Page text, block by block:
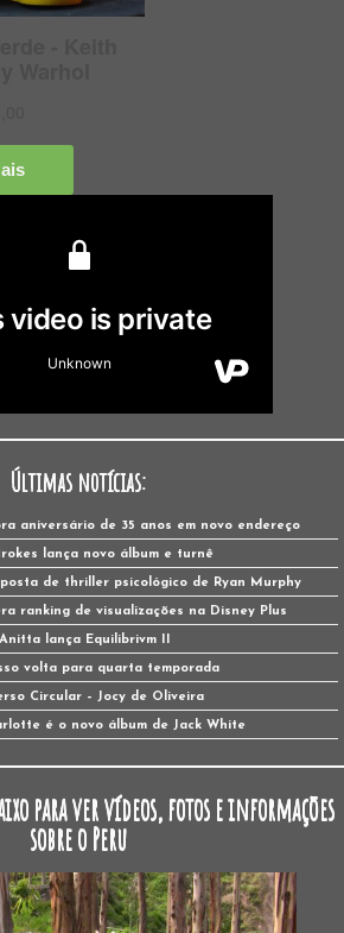
Últimas notícias:
aniversário de 35 anos em novo endereço
lança novo álbum e turnê
de thriller psicológico de Ryan Murphy
ranking de visualizações na Disney Plus
Anitta lança Equilibrivm II
volta para quarta temporada
Circular – Jocy de Oliveira
é o novo álbum de Jack White
para ver vídeos, fotos e informações
sobre o Peru